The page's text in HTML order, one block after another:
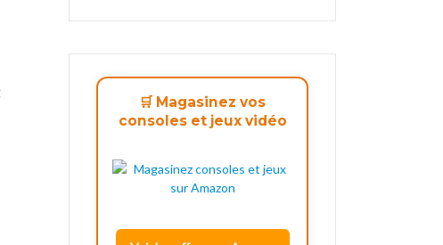
🛒 Magasinez vos
consoles et jeux vidéo